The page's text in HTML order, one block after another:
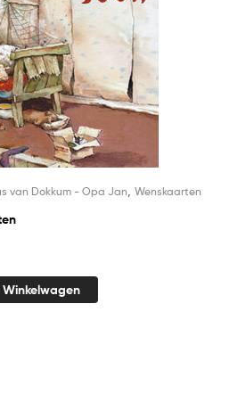
van Dokkum - Opa Jan Wenskaarten